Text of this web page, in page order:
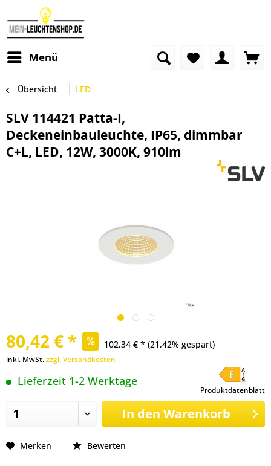
Menü
Übersicht LED
SLV 114421 Patta-I,
Deckeneinbauleuchte, IP65, dimmbar
C+L, LED, 12W, 3000K, 910lm
80,42 € * 102,34 € * (21,42% gespart)
inkl. MwSt.zzgl. Versandkosten
Lieferzeit 1-2 Werktage
Produktdatenblatt
In den Warenkorb
Merken Bewerten